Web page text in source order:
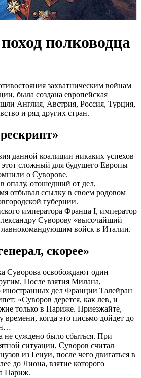
полководца
захватническим войнам
была создана европейская
Англия, Австрия, Россия, Турция,
и ряд других стран.
данной коалиции никаких успехов
сложный для будущего Европы
о Суворове.
опалу, отошедший от дел,
отбывал ссылку в своем родовом
губернии.
императора Франца I, император
Суворову «высочайший
войск в Италии.
скорее»
Суворова освобождают один
После взятия Милана,
дел Франции Талейран
«Суворов дерется, как лев, и
только в Париже. Приезжайте,
времени, когда это письмо дойдет до
не суждено было сбыться. При
ситуации, Суворов считал
из Генуи, после чего двигаться в
до Лиона, взятие которого
Париж.